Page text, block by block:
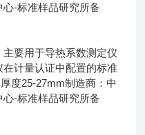
心-标准样品研究所备
要用于导热系数测定仪
计量认证中配置的标准
厚度25-27mm制造商：中
心-标准样品研究所备